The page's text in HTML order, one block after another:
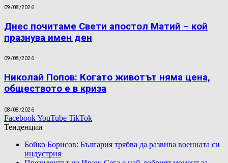
09/08/2026
Днес почитаме Свети апостол Матий – кой
празнува имен ден
09/08/2026
Николай Попов: Когато животът няма цена,
обществото е в криза
08/08/2026
FacebookYouTube TikTok
Тенденции
Бойко Борисов: България трябва да развива военната си
индустрия